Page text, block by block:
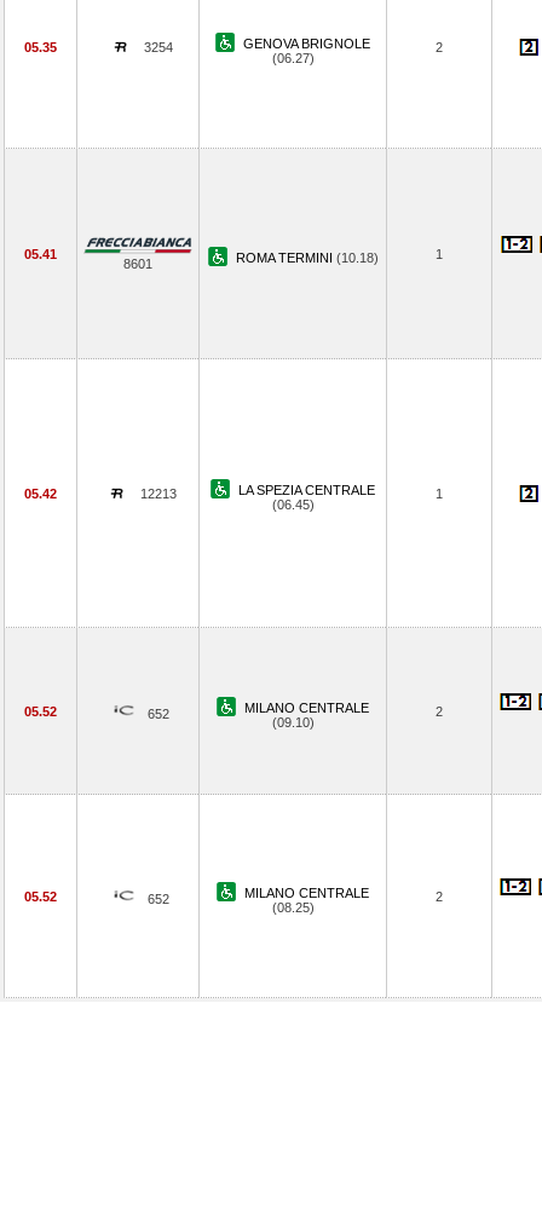
05.35 3254
GENOVA BRIGNOLE
(06.27)
2
05.41
8601 ROMA TERMINI (10.18) 1
05.42 12213
LA SPEZIA CENTRALE
(06.45)
1
05.52 652
MILANO CENTRALE
(09.10)
2
05.52 652
MILANO CENTRALE
(08.25)
2